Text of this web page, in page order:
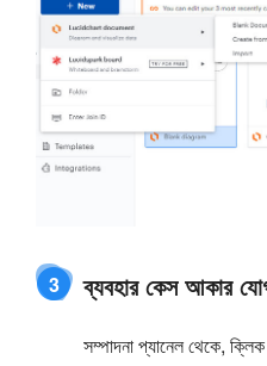
3 ব্যবহার কেস আকার
সম্পাদনা প্যানেল থেকে,